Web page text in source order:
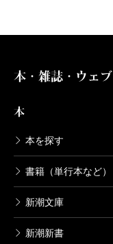
本・雑誌・ウェブ
本
本を探す
書籍（単行本など）
新潮文庫
新潮新書